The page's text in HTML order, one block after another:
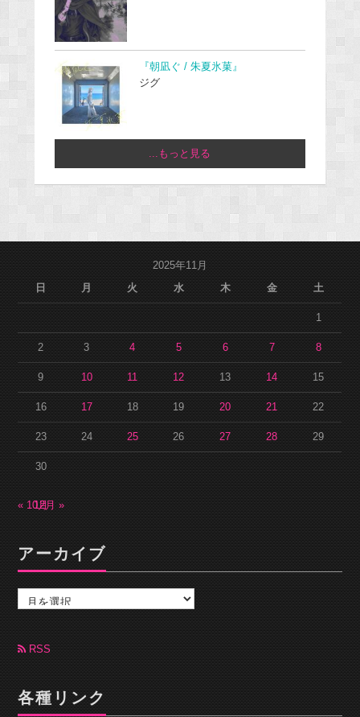
『朝凪ぐ / 朱夏氷菓』
ジグ
...もっと見る
2025年11月
日
月 火 水 木 金 土
1
2 3 4 5 6 7 8
9 10 11 12 13 14 15
16 17 18 19 20 21 22
23 24 25 26 27 28 29
30
« 10月12月 »
アーカイブ
カ
ブ RSS
各種リンク